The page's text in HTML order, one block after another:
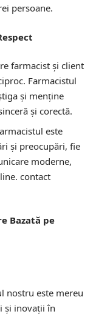
persoane.
farmacist și client
Farmacistul
și menține
și corectă.
este
și preocupări, fie
moderne,
contact
Bazată pe
nostru este mereu
și inovații în